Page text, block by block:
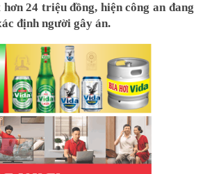
24 triệu đồng, hiện công an đang
định người gây án.